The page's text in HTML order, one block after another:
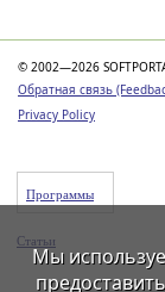
© 2002—2026
Обратная связь
Privacy Policy
Программы
Статьи
Мы